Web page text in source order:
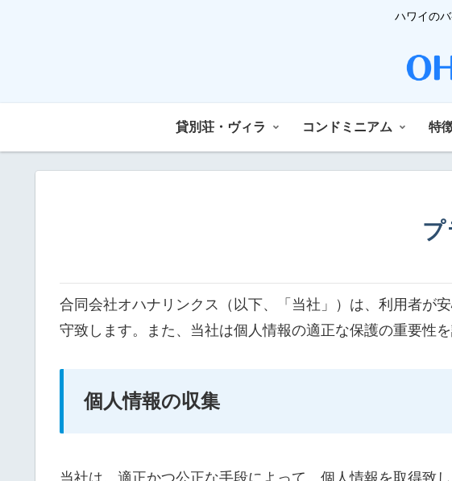
ハワイの
貸別荘・ヴィラ コンドミニアム 特
合同会社オハナリンクス（以下、「当社」）は、利用者が
守致します。また、当社は個人情報の適正な保護の重要性
個人情報の収集